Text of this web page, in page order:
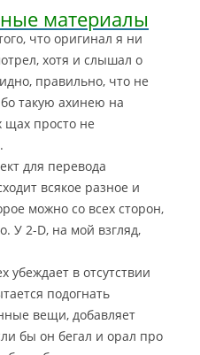
материалы
что оригинал я ни
хотя и слышал о
правильно, что не
такую ахинею на
щах просто не
для перевода
всякое разное и
можно со всех сторон,
У 2-D, на мой взгляд,
убеждает в отсутствии
подогнать
вещи, добавляет
бы он бегал и орал про